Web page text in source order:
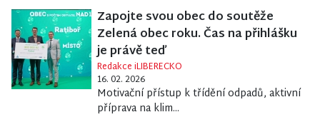
Zapojte svou obec do soutěže
Zelená obec roku. Čas na přihlášku
je právě teď
Redakce iLIBERECKO
16. 02. 2026
Motivační přístup k třídění odpadů, aktivní
příprava na klim...